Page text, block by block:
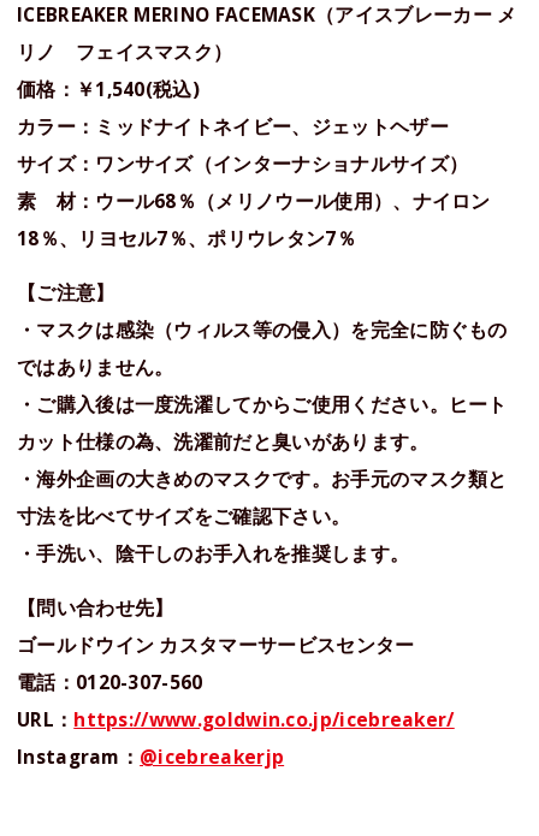
ICEBREAKER MERINO FACEMASK（アイスブレーカー メ
リノ フェイスマスク）
価格：￥1,540(税込)
カラー：ミッドナイトネイビー、ジェットヘザー
サイズ：ワンサイズ（インターナショナルサイズ）
素 材：ウール68％（メリノウール使用）、ナイロン
18％、リヨセル7％、ポリウレタン7％
【ご注意】
・マスクは感染（ウィルス等の侵入）を完全に防ぐもの
ではありません。
・ご購入後は一度洗濯してからご使用ください。ヒート
カット仕様の為、洗濯前だと臭いがあります。
・海外企画の大きめのマスクです。お手元のマスク類と
寸法を比べてサイズをご確認下さい。
・手洗い、陰干しのお手入れを推奨します。
【問い合わせ先】
ゴールドウイン カスタマーサービスセンター
電話：0120-307-560
URL： https://www.goldwin.co.jp/icebreaker/
Instagram： @icebreakerjp